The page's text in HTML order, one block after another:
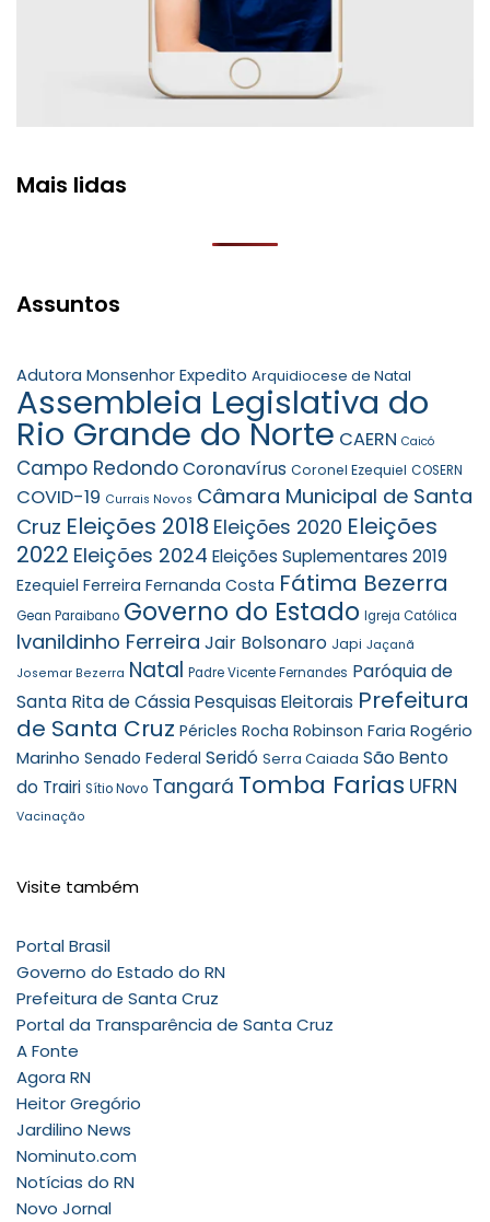
Mais lidas
Assuntos
Adutora Monsenhor Expedito Arquidiocese de Natal
Assembleia Legislativa do
Rio Grande do Norte CAERN Caicó
Campo RedondoCoronavírus Coronel Ezequiel COSERN
COVID-19 Currais Novos Câmara Municipal de Santa
Cruz Eleições 2018 Eleições 2020 Eleições
2022 Eleições 2024 Eleições Suplementares 2019
Ezequiel Ferreira Fernanda Costa Fátima Bezerra
Gean Paraibano Governo do Estado Igreja Católica
Ivanildinho Ferreira Jair Bolsonaro Japi Jaçanã
Josemar Bezerra Natal Padre Vicente Fernandes Paróquia de
Santa Rita de CássiaPesquisas Eleitorais Prefeitura
de Santa Cruz Péricles Rocha Robinson Faria Rogério
Marinho Senado Federal Seridó Serra Caiada São Bento
do Trairi Sítio Novo Tangará Tomba Farias UFRN
Vacinação
Visite também
Portal Brasil
Governo do Estado do RN
Prefeitura de Santa Cruz
Portal da Transparência de Santa Cruz
A Fonte
Agora RN
Heitor Gregório
Jardilino News
Nominuto.com
Notícias do RN
Novo Jornal